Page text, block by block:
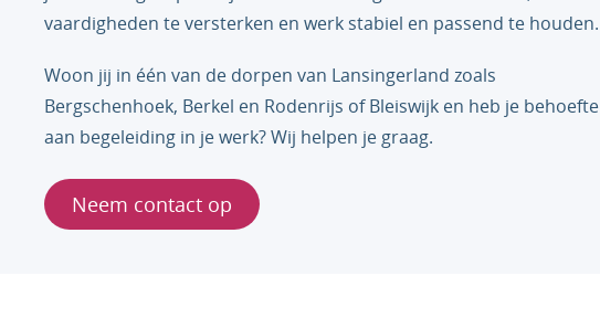
vaardigheden te versterken en werk stabiel en passend te houden.
Woon jij in één van de dorpen van Lansingerland zoals
Bergschenhoek, Berkel en Rodenrijs ofBleiswijk en heb je behoefte
aan begeleiding in je werk? Wij helpen je graag.
Neem contact op